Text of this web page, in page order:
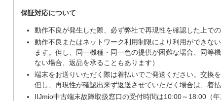
保証対応について
動作不良が発生した際、必ず弊社で再現性を確認した上で
動作不良またはネットワーク利用制限により利用ができな
ます。但し、同一機種・同一色の提供が困難な場合、同等
ない場合、返品を承ることもあります）
端末をお送りいただく際は着払いでご発送ください。交換
但し、再現性が確認出来ず返送させていただく場合は、着
IIJmio中古端末故障取扱窓口の受付時間は10:00～18:00（